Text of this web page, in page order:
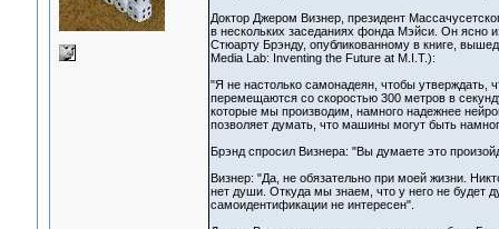
Доктор Джером Визнер, президент
в нескольких заседаниях фонда Мэйси. Он ясно
Стюарту Брэнду, опубликованному в книге,
Media Lab: Inventing the Future at M.I.T.):
"Я не настолько самонадеян, чтобы
перемещаются со скоростью 300 метров в
которые мы производим, намного надежнее
позволяет думать, что машины могут быть
Брэнд спросил Визнера: "Вы думаете это
Визнер: "Да, не обязательно при моей жизни.
нет души. Откуда мы знаем, что у него не будет
самоидентификации не интересен".